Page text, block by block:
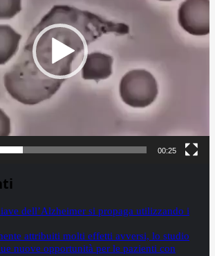
00:25
dell’Alzheimer si propaga utilizzando i
attribuiti molti effetti avversi, lo studio
nuove opportunità per le pazienti con